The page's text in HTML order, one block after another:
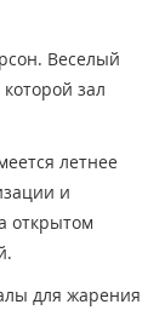
Веселый
зал
летнее
и
открытом
для жарения